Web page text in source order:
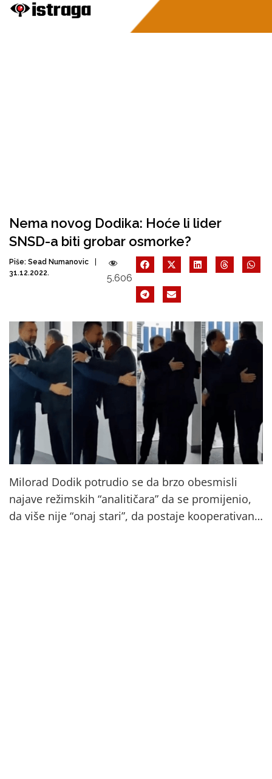
Nema novog Dodika: Hoće li lider
SNSD-a biti grobar osmorke?
Piše: Sead Numanovic
31.12.2022.
5.606
Milorad Dodik potrudio se da brzo obesmisli
najave režimskih “analitičara” da se promijenio,
da više nije “onaj stari”, da postaje kooperativan…